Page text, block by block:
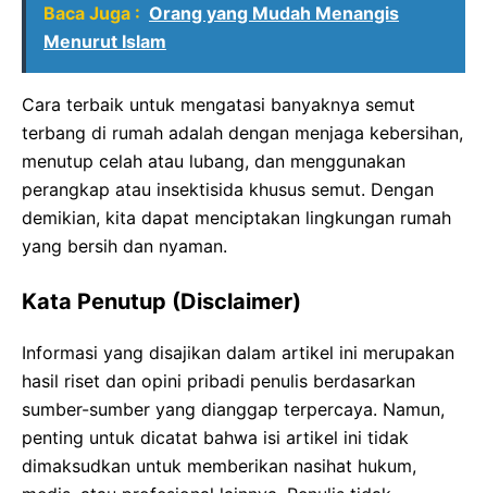
Baca Juga : Orang yang Mudah Menangis
Menurut Islam
Cara terbaik untuk mengatasi banyaknya semut
terbang di rumah adalah dengan menjaga kebersihan,
menutup celah atau lubang, dan menggunakan
perangkap atau insektisida khusus semut. Dengan
demikian, kita dapat menciptakan lingkungan rumah
yang bersih dan nyaman.
Kata Penutup (Disclaimer)
Informasi yang disajikan dalam artikel ini merupakan
hasil riset dan opini pribadi penulis berdasarkan
sumber-sumber yang dianggap terpercaya. Namun,
penting untuk dicatat bahwa isi artikel ini tidak
dimaksudkan untuk memberikan nasihat hukum,